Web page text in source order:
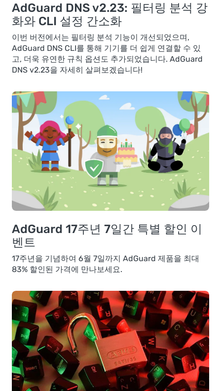
AdGuard DNS v2.23: 필터링 분석 강
화와 CLI 설정 간소화
이번 버전에서는 필터링 분석 기능이 개선되었으며,
AdGuard DNS CLI를 통해 기기를 더 쉽게 연결할 수 있
고, 더욱 유연한 규칙 옵션도 추가되었습니다. AdGuard
DNS v2.23을 자세히 살펴보겠습니다!
AdGuard 17주년 7일간 특별 할인 이
벤트
17주년을 기념하여 6월 7일까지 AdGuard 제품을 최대
83% 할인된 가격에 만나보세요.